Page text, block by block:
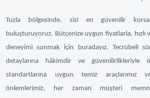
Tuzla bölgesinde, sizi en güvenilir
buluşturuyoruz. Bütçenize uygun fiyatlarla, hızlı
deneyimi sunmak için buradayız. Tecrübeli
detaylarına hâkimdir ve güvenilirlikleriyle
standartlarına uygun temiz araçlarımız
önlemlerimiz, her zaman müşteri